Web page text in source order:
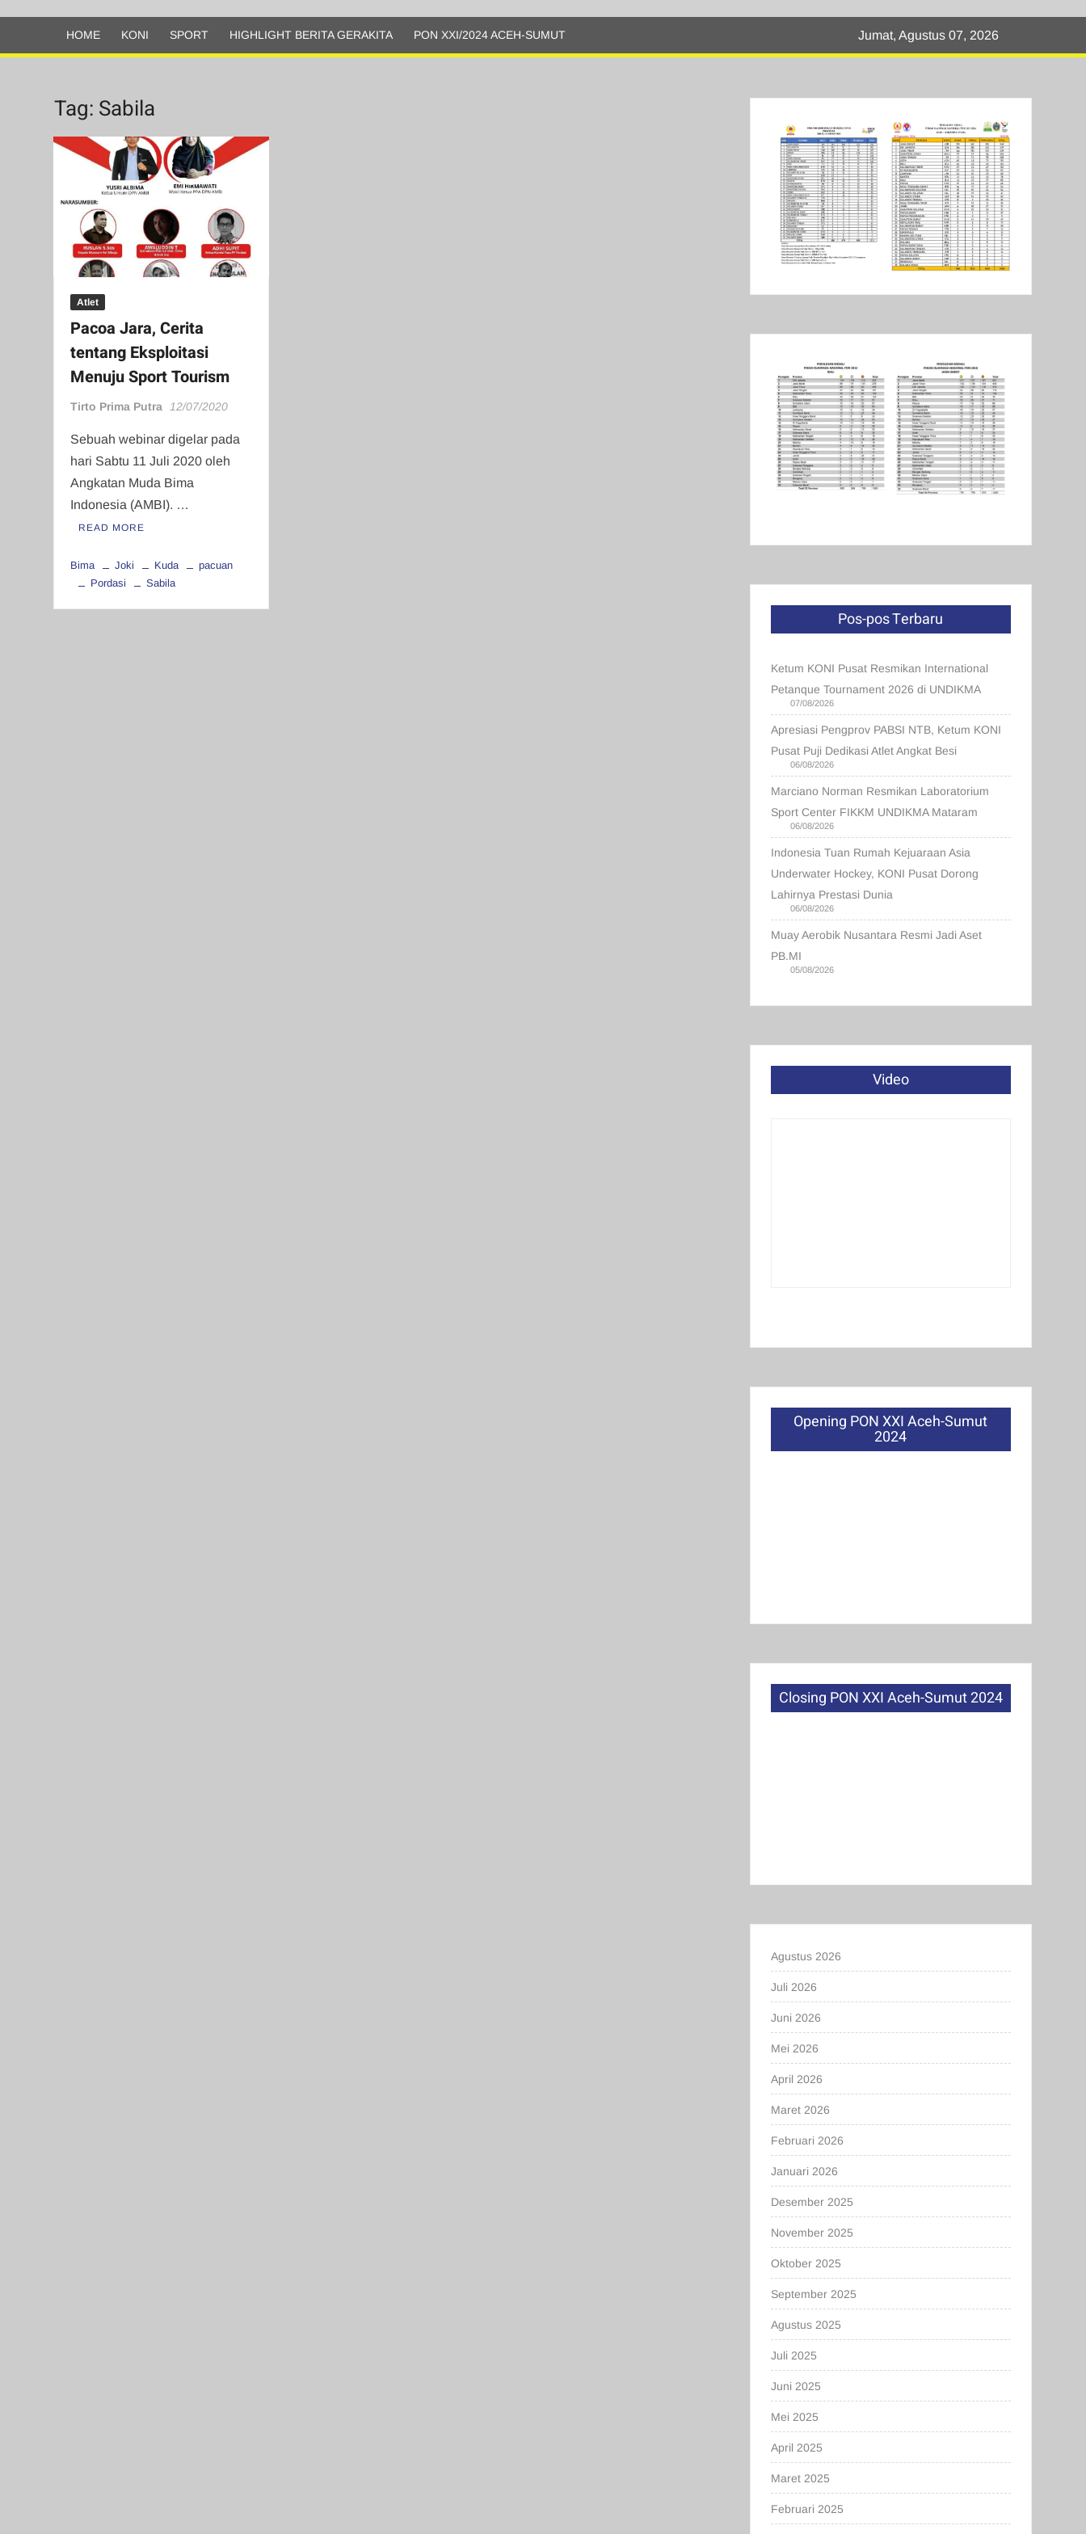
Olahraga
HOME KONI SPORT HIGHLIGHT BERITA GERAKITA PON XXI/2024 ACEH-SUMUT Jumat, Agustus 07, 2026
Tag: Sabila
Atlet
Pacoa Jara, Cerita
tentang Eksploitasi
Menuju Sport Tourism
Tirto Prima Putra 12/07/2020
Sebuah webinar digelar pada
hari Sabtu 11 Juli 2020 oleh
Angkatan Muda Bima
Indonesia (AMBI). …
READ MORE
Bima Joki Kuda
pacuan
Pordasi
Sabila
Pos-pos Terbaru
Ketum KONI Pusat Resmikan International
Petanque Tournament 2026 di UNDIKMA
07/08/2026
Apresiasi Pengprov PABSI NTB, Ketum KONI
Pusat Puji Dedikasi Atlet Angkat Besi
06/08/2026
Marciano Norman Resmikan Laboratorium
Sport Center FIKKM UNDIKMA Mataram
06/08/2026
Indonesia Tuan Rumah Kejuaraan Asia
Underwater Hockey, KONI Pusat Dorong
Lahirnya Prestasi Dunia
06/08/2026
Muay Aerobik Nusantara Resmi Jadi Aset
PB.MI
05/08/2026
Video
Opening PON XXI Aceh-Sumut
2024
Closing PON XXI Aceh-Sumut 2024
Agustus 2026
Juli 2026
Juni 2026
Mei 2026
April 2026
Maret 2026
Februari 2026
Januari 2026
Desember 2025
November 2025
Oktober 2025
September 2025
Agustus 2025
Juli 2025
Juni 2025
Mei 2025
April 2025
Maret 2025
Februari 2025